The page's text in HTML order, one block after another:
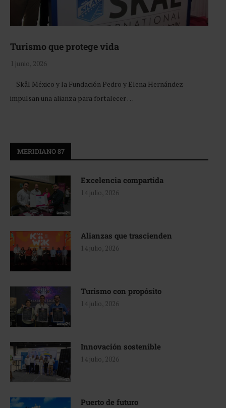
Turismo que protege vida
1 junio, 2026
Skål México y la Fundación Pedro y Elena Hernández
impulsan una alianza para fortalecer …
MERIDIANO 87
Excelencia compartida
14 julio, 2026
Alianzas que trascienden
14 julio, 2026
Turismo con propósito
14 julio, 2026
Innovación sostenible
14 julio, 2026
Puerto de futuro